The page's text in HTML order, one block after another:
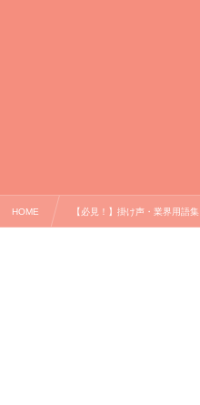
HOME 【必見！】掛け声・業界用語集